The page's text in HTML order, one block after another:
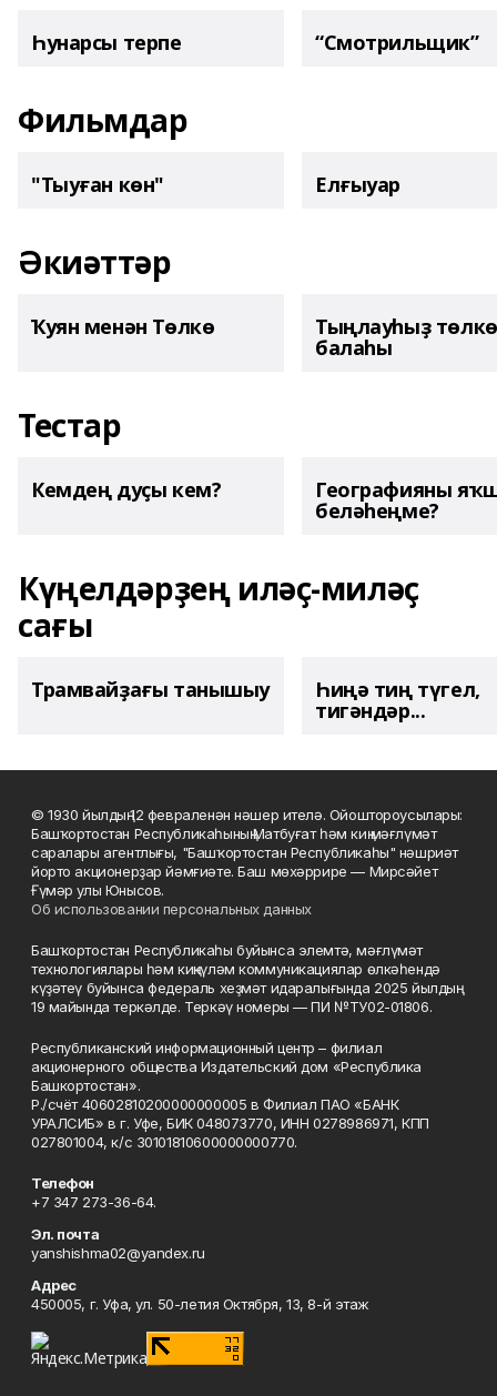
Һунарсы терпе “Смотрильщик”
Фильмдар
"Тыуған көн" Елғыуар
Әкиәттәр
Ҡуян менән Төлкө Тыңлауһыҙ төлкө
балаһы
Тестар
Кемдең дуҫы кем? Географияны
беләһеңме?
Күңелдәрҙең иләҫ-миләҫ
сағы
Трамвайҙағы танышыу Һиңә тиң түгел,
тигәндәр...
© 1930 йылдың 12 февраленән нәшер ителә. Ойоштороусылары:
Башҡортостан Республикаһының Матбуғат һәм киң мәғлүмәт
саралары агентлығы, "Башҡортостан Республикаһы" нәшриәт
йорто акционерҙар йәмғиәте. Баш мөхәррире — Мирсәйет
Ғүмәр улы Юнысов.
Об использовании персональных данных
Башҡортостан Республикаһы буйынса элемтә, мәғлүмәт
технологиялары һәм киңкүләм коммуникациялар өлкәһендә
күҙәтеү буйынса федераль хеҙмәт идаралығында 2025 йылдың
19 майында теркәлде. Теркәү номеры — ПИ №ТУ02-01806.
Республиканский информационный центр – филиал
акционерного общества Издательский дом «Республика
Башкортостан».
Р./счёт 40602810200000000005 в Филиал ПАО «БАНК
УРАЛСИБ» в г. Уфе, БИК 048073770, ИНН 0278986971, КПП
027801004, к/с 30101810600000000770.
Телефон
+7 347 273-36-64.
Эл. почта
yanshishma02@yandex.ru
Адрес
450005, г. Уфа, ул. 50-летия Октября, 13, 8-й этаж